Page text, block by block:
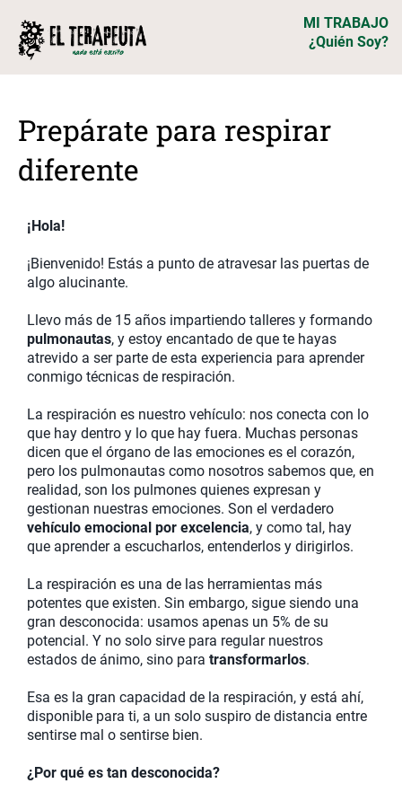
MI TRABAJO
¿Quién Soy?
Prepárate para respirar
diferente
¡Hola!
¡Bienvenido! Estás a punto de atravesar las puertas de
algo alucinante.
Llevo más de 15 años impartiendo talleres y formando
pulmonautas, y estoy encantado de que te hayas
atrevido a ser parte de esta experiencia para aprender
conmigo técnicas de respiración.
La respiración es nuestro vehículo: nos conecta con lo
que hay dentro y lo que hay fuera. Muchas personas
dicen que el órgano de las emociones es el corazón,
pero los pulmonautas como nosotros sabemos que, en
realidad, son los pulmones quienes expresan y
gestionan nuestras emociones. Son el verdadero
vehículo emocional por excelencia, y como tal, hay
que aprender a escucharlos, entenderlos y dirigirlos.
La respiración es una de las herramientas más
potentes que existen. Sin embargo, sigue siendo una
gran desconocida: usamos apenas un 5% de su
potencial. Y no solo sirve para regular nuestros
estados de ánimo, sino para transformarlos.
Esa es la gran capacidad de la respiración, y está ahí,
disponible para ti, a un solo suspiro de distancia entre
sentirse mal o sentirse bien.
¿Por qué es tan desconocida?